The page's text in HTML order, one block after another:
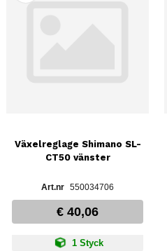
Växelreglage Shimano SL-
CT50 vänster
550034706
€ 40,06
1 Styck